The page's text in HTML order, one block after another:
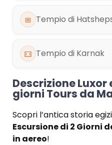
Tempio di
Tempio di Karnak
Descrizione Luxor
giorni Tours da
Scopri l’antica storia
Escursione di 2 Giorni
in aereo!